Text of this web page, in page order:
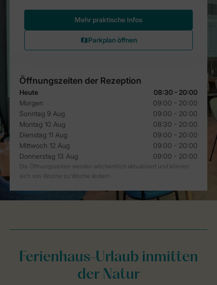
Ferienhaus-Urlaub inmitten
der Natur